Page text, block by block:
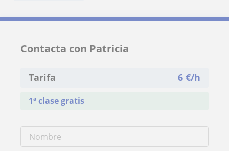
Contacta con Patricia
Tarifa 6 €/h
1ª clase gratis